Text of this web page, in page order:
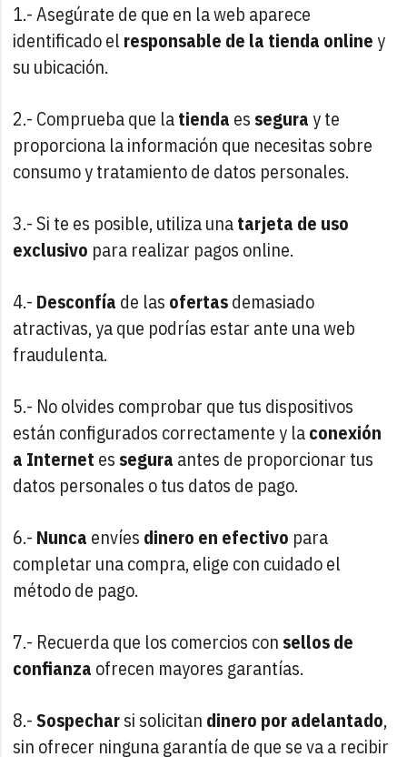
1.- Asegúrate de que en la web aparece
identificado el responsable de la tienda onliney
su ubicación.
2.- Comprueba que latienda es seguray te
proporciona la información que necesitas sobre
consumo y tratamiento de datos personales.
3.- Si te es posible, utiliza unatarjeta de uso
exclusivo para realizar pagos online.
4.- Desconfía de las ofertasdemasiado
atractivas, ya que podrías estar ante una web
fraudulenta.
5.- No olvides comprobar que tus dispositivos
están configurados correctamente y laconexión
a Internet es segura antes de proporcionar tus
datos personales o tus datos de pago.
6.- Nunca envíes dinero en efectivo para
completar una compra, elige con cuidado el
método de pago.
7.- Recuerda que los comercios con sellos de
confianza ofrecen mayores garantías.
8.-Sospecharsi solicitan dinero por adelantado,
sin ofrecer ninguna garantía de que se va a recibir